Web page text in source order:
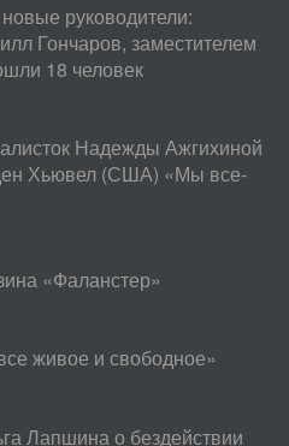
руководители:
Гончаров, заместителем
18 человек
Надежды Ажгихиной
Хьювел (США) «Мы все-
«Фаланстер»
живое и свободное»
Лапшина о бездействии